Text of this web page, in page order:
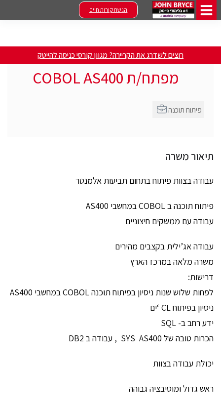
הגשת קורות חיים
רוצים לשדרג את הקריירה? מגוון קורסי כניסה להייטק
מפתח/ת COBOL AS400
תיאור משרה
עבודה בצוות פיתוח בתחום תביעות אלמנטר
פיתוח תוכנה ב COBOL במחשבי AS400
עבודה עם ממשקים חיצוניים
עבודה אג’ילית בקצבים מהירים
משרה מלאה במרכז הארץ
דרישות:
לפחות שלוש שנות ניסיון בפיתוח תוכנה COBOL במחשבי AS400
ניסיון בפיתוח CL ‘ים
ידע רחב ב- SQL
הכרות טובה של SYS AS400 , עבודה ב DB2
יכולת עבודה בצוות
ראש גדול ומוטיבציה גבוהה